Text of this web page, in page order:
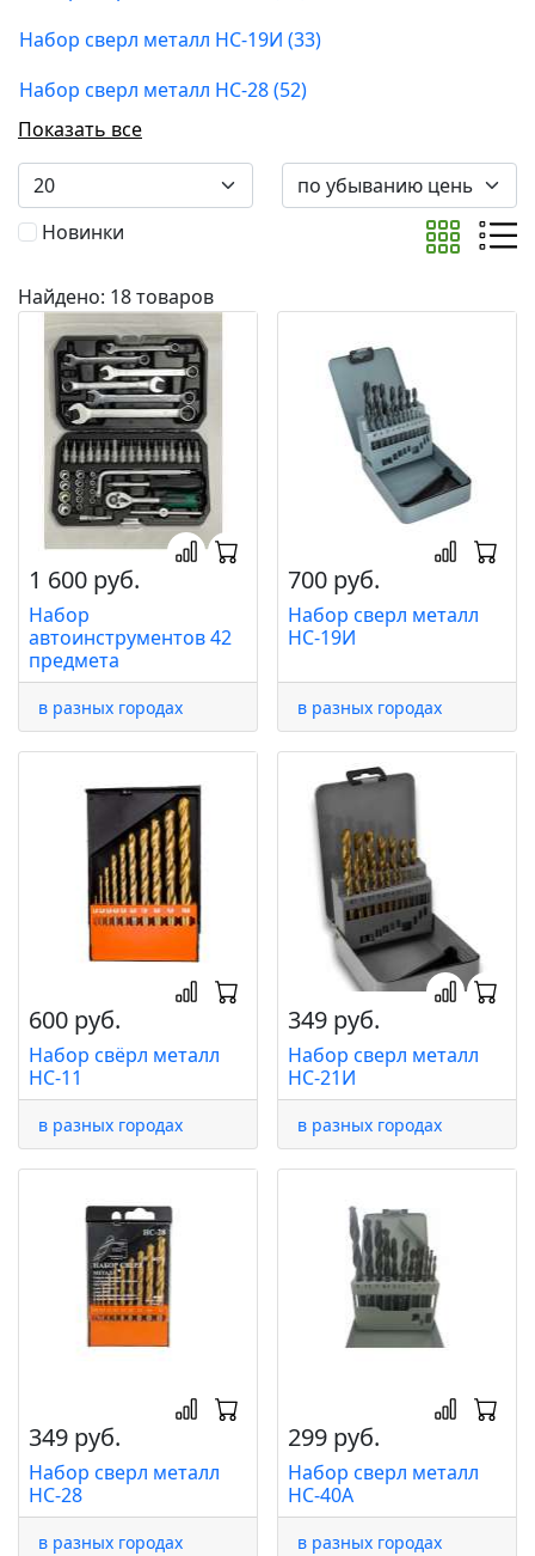
Набор сверл металл НС-19И (33)
Набор сверл металл НС-28 (52)
Показать все
Новинки
Найдено: 18 товаров
1 600 руб.
Набор
автоинструментов 42
предмета
в разных городах
700 руб.
Набор сверл металл
НС-19И
в разных городах
600 руб.
Набор свёрл металл
НС-11
в разных городах
349 руб.
Набор сверл металл
НС-21И
в разных городах
349 руб.
Набор сверл металл
НС-28
в разных городах
299 руб.
Набор сверл металл
НС-40А
в разных городах